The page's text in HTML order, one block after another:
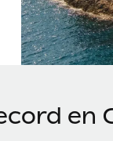
en